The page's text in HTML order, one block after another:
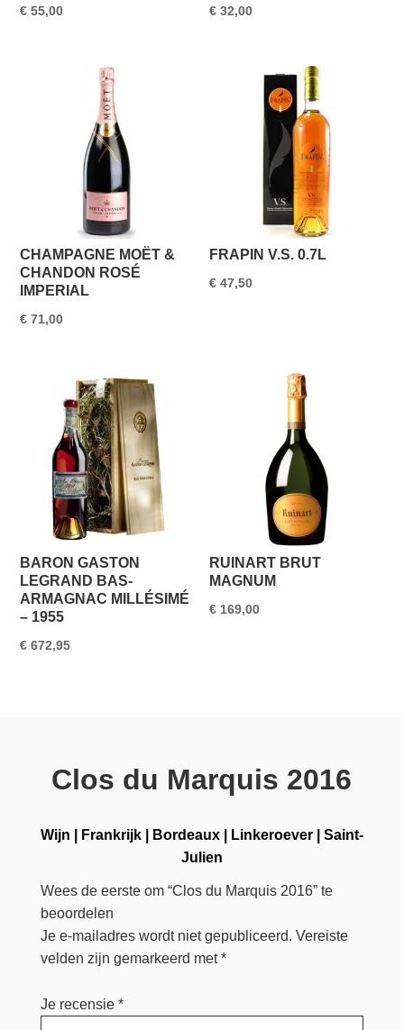
€ 55,00 € 32,00
CHAMPAGNE MOËT &
CHANDON ROSÉ
IMPERIAL
€ 71,00
FRAPIN V.S. 0.7L
€ 47,50
BARON GASTON
LEGRAND BAS-
ARMAGNAC MILLÉSIMÉ
– 1955
€ 672,95
RUINART BRUT
MAGNUM
€ 169,00
Clos du Marquis 2016
Wijn Frankrijk| Bordeaux| Linkeroever| Saint-
Julien
Wees de eerste om “Clos du Marquis 2016” te
beoordelen
Je e-mailadres wordt niet gepubliceerd. Vereiste
velden zijn gemarkeerd met*
Je recensie *